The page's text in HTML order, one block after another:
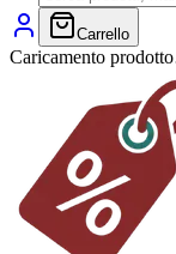
Carrello
Caricamento